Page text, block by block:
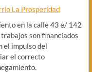
La Prosperidad
en la calle 43 e/ 142
son financiados
el impulso del
el correcto